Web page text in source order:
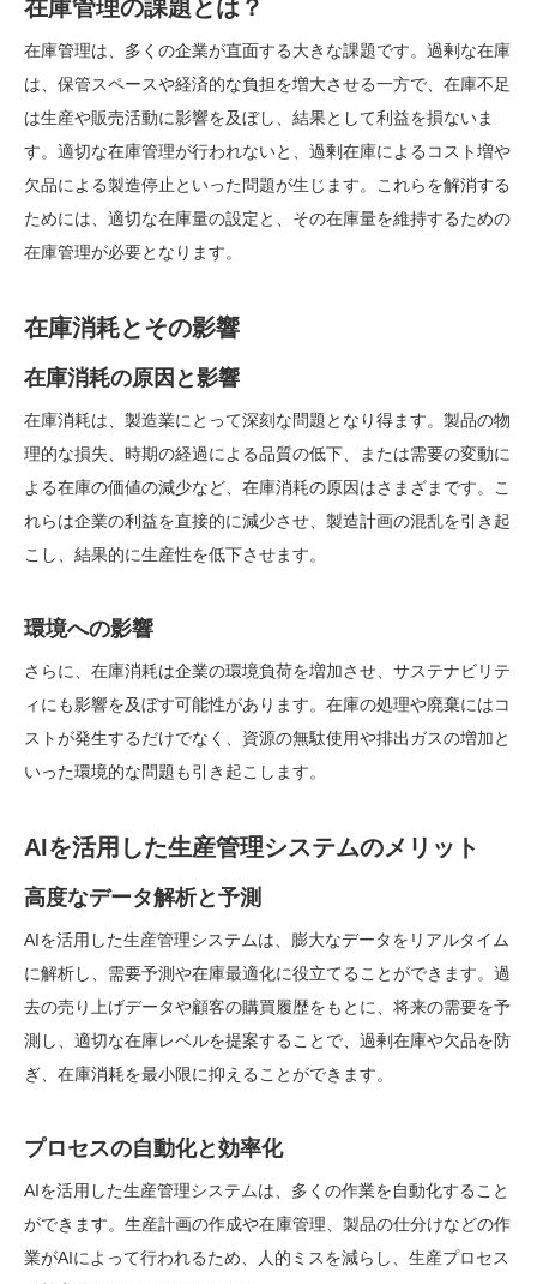
在庫管理の課題とは？
在庫管理は、多くの企業が直面する大きな課題です。過剰な在庫
は、保管スペースや経済的な負担を増大させる一方で、在庫不足
は生産や販売活動に影響を及ぼし、結果として利益を損ないま
す。適切な在庫管理が行われないと、過剰在庫によるコスト増や
欠品による製造停止といった問題が生じます。これらを解消する
ためには、適切な在庫量の設定と、その在庫量を維持するための
在庫管理が必要となります。
在庫消耗とその影響
在庫消耗の原因と影響
在庫消耗は、製造業にとって深刻な問題となり得ます。製品の物
理的な損失、時期の経過による品質の低下、または需要の変動に
よる在庫の価値の減少など、在庫消耗の原因はさまざまです。こ
れらは企業の利益を直接的に減少させ、製造計画の混乱を引き起
こし、結果的に生産性を低下させます。
環境への影響
さらに、在庫消耗は企業の環境負荷を増加させ、サステナビリテ
ィにも影響を及ぼす可能性があります。在庫の処理や廃棄にはコ
ストが発生するだけでなく、資源の無駄使用や排出ガスの増加と
いった環境的な問題も引き起こします。
AIを活用した生産管理システムのメリット
高度なデータ解析と予測
AIを活用した生産管理システムは、膨大なデータをリアルタイム
に解析し、需要予測や在庫最適化に役立てることができます。過
去の売り上げデータや顧客の購買履歴をもとに、将来の需要を予
測し、適切な在庫レベルを提案することで、過剰在庫や欠品を防
ぎ、在庫消耗を最小限に抑えることができます。
プロセスの自動化と効率化
AIを活用した生産管理システムは、多くの作業を自動化すること
ができます。生産計画の作成や在庫管理、製品の仕分けなどの作
業がAIによって行われるため、人的ミスを減らし、生産プロセス